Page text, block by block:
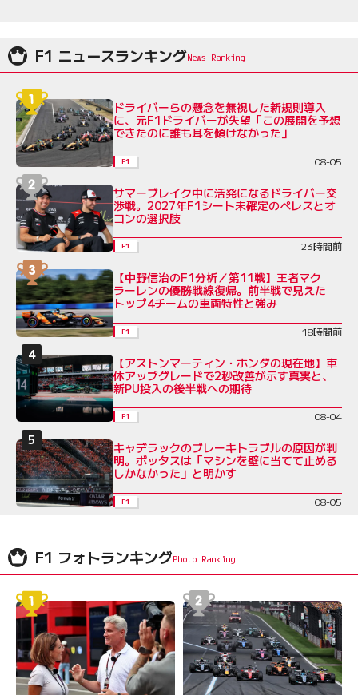
F1 ニュースランキング
ドライバーらの懸念を無視した新規則導入
に、元F1ドライバーが失望「この展開を予想
できたのに誰も耳を傾けなかった」
F1 08-05
サマーブレイク中に活発になるドライバー交
渉戦。2027年F1シート未確定のペレスとオ
コンの選択肢
F1 23時間前
【中野信治のF1分析／第11戦】王者マク
ラーレンの優勝戦線復帰。前半戦で見えた
トップ4チームの車両特性と強み
F1 18時間前
【アストンマーティン・ホンダの現在地】車
体アップグレードで2秒改善が示す真実と、
新PU投入の後半戦への期待
F1 08-04
キャデラックのブレーキトラブルの原因が判
明。ボッタスは「マシンを壁に当てて止める
しかなかった」と明かす
F1 08-05
F1 フォトランキング